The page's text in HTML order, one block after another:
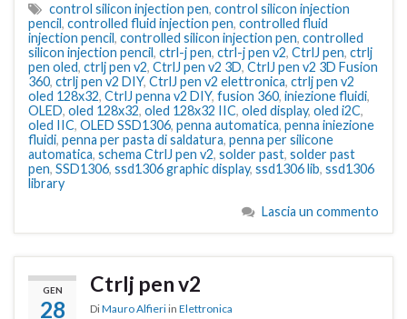
control silicon injection pen, control silicon injection
pencil, controlled fluid injection pen, controlled fluid
injection pencil, controlled silicon injection pen, controlled
silicon injection pencil, ctrl-j pen, ctrl-j pen v2, CtrlJ pen, ctrlj
pen oled, ctrlj pen v2, CtrlJ pen v2 3D, CtrlJ pen v2 3D Fusion
360, ctrlj pen v2 DIY, CtrlJ pen v2 elettronica, ctrlj pen v2
oled 128x32, CtrlJ penna v2 DIY, fusion 360, iniezione fluidi,
OLED, oled 128x32, oled 128x32 IIC, oled display, oled i2C,
oled IIC, OLED SSD1306, penna automatica, penna iniezione
fluidi, penna per pasta di saldatura, penna per silicone
automatica, schema CtrlJ pen v2, solder past, solder past
pen, SSD1306, ssd1306 graphic display, ssd1306 lib, ssd1306
library
Lascia un commento
GEN
28
Ctrlj pen v2
DiMauro Alfieri in Elettronica